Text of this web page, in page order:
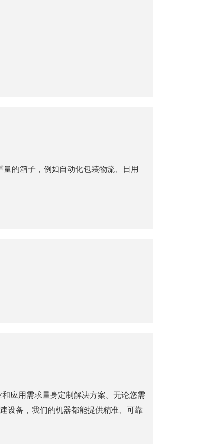
的箱子，例如自动化包装物流、日用
应用需求量身定制解决方案。无论您需
设备，我们的机器都能提供精准、可靠